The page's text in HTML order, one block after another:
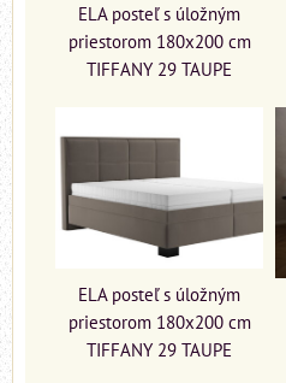
ELA posteľ s úložným
priestorom 180x200 cm
TIFFANY 29 TAUPE
ELA posteľ s úložným
priestorom 180x200 cm
TIFFANY 29 TAUPE